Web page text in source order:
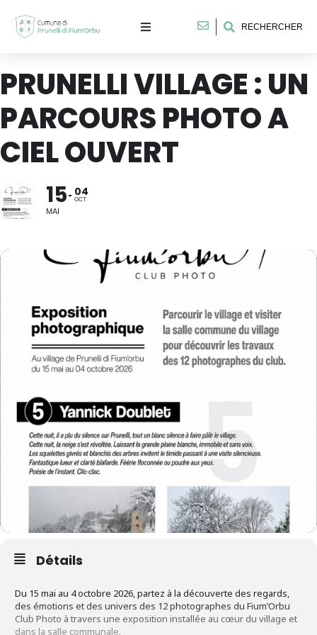
RECHERCHER
PRUNELLI VILLAGE : UN
PARCOURS PHOTO A
CIEL OUVERT
15
MAI
04
OCT
Détails
Du 15 mai au 4 octobre 2026, partez à la découverte des regards,
des émotions et des univers des 12 photographes du Fium’Orbu
Club Photo à travers une exposition installée au cœur du village et
dans la salle communale.